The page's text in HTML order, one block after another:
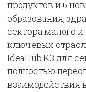
продуктов и 6
образования,
сектора малого и
ключевых
IdeaHub K3 для
полностью
взаимодействия